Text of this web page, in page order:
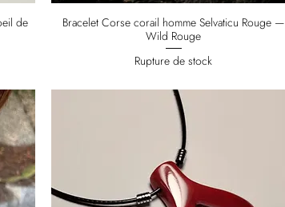
de
Bracelet Corse corail homme Selvaticu Rouge —
Wild Rouge
Rupture de stock